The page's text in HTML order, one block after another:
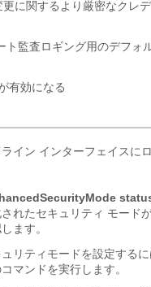
に関するより厳密なクレ
ト監査ロギング用のデフォ
有効になる
イン インターフェイスに
されたセキュリティ モード
ます。
リティモードを設定する
マンドを実行します。